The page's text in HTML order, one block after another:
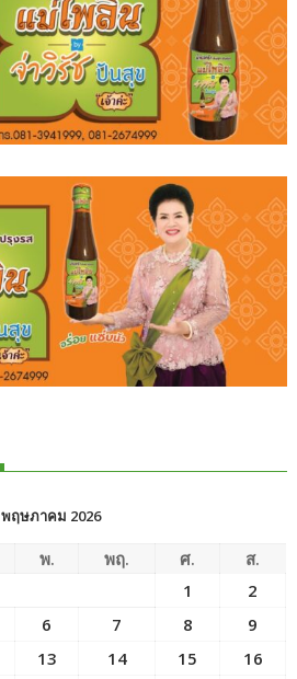
พฤษภาคม 2026
พ. พฤ. ศ.
ส.
1
2
6 7 8
9
13 14 15
16